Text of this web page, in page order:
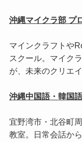
沖縄マイクラ部 プ
マインクラフトや
スクール。マイク
が、未来のクリエ
沖縄中国語・韓国
宜野湾市・北谷町
教室。日常会話か